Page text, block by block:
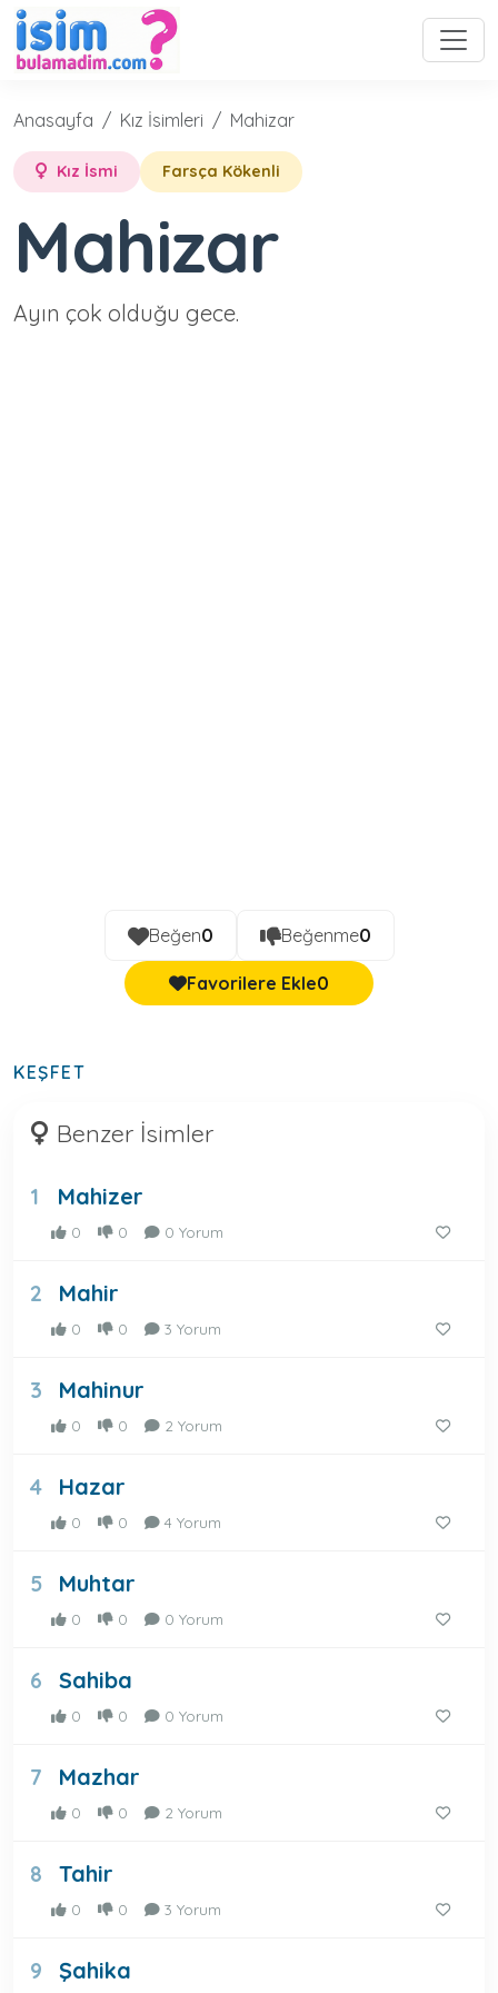
Anasayfa Kız İsimleri Mahizar
Kız İsmi Farsça Kökenli
Mahizar
Ayın çok olduğu gece.
Beğen0 Beğenme0
Favorilere Ekle0
KEŞFET
Benzer İsimler
1 Mahizer
0 0 0 Yorum
2 Mahir
0 0 3 Yorum
3 Mahinur
0 0 2 Yorum
4 Hazar
0 0 4 Yorum
5 Muhtar
0 0 0 Yorum
6 Sahiba
0 0 0 Yorum
7 Mazhar
0 0 2 Yorum
8 Tahir
0 0 3 Yorum
9 Şahika